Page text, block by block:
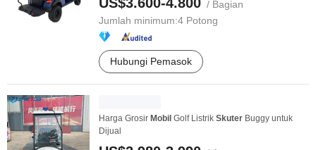
/ Bagian
Jumlah minimum:4 Potong
Hubungi Pemasok
Harga Grosir Mobil Golf Listrik Skuter Buggy untuk
Dijual